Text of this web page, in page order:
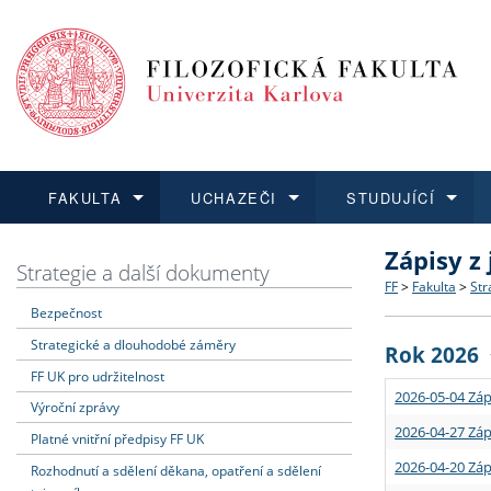
FAKULTA
Dozvědět se více
Struktura
Strategie
Podpora
UCHAZEČI
Podat přihlášku
Co
Učitelské
STUDUJÍCÍ
Dozvědět se více
Rigorózní
Dozvědět se více
O vědě a
Granty a
Dozvědět se více
Aktuální
Strategie a další dokumenty
Bezpečnost
Strategické a dlouhodobé záměry
FF UK pro udržitelnost
Výroční zprávy
Platné vnitřní předpisy FF UK
Rozhodnutí a sdělení děkana, opatření a sdělení
Zápisy
FF > Fakulta >
Rok 2026
2026-05-04
2026-04-27
2026-04-20